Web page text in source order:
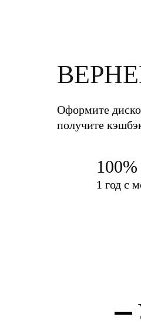
Оформите
получите
1 год с